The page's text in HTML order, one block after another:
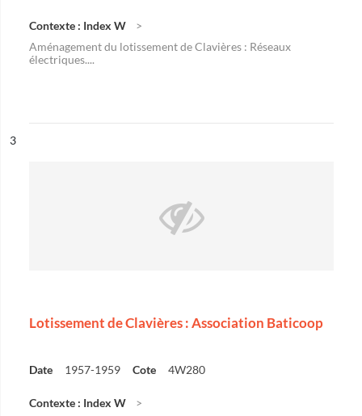
Contexte : Index W
Aménagement du lotissement de Clavières : Réseaux
électriques....
n°
3
Lotissement de Clavières : Association Baticoop
Date 1957-1959 Cote 4W280
Contexte : Index W